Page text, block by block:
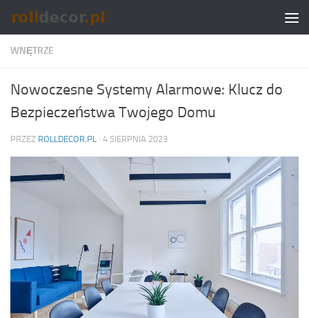
Skip to content
WNĘTRZE
Nowoczesne Systemy Alarmowe: Klucz do
Bezpieczeństwa Twojego Domu
PRZEZ ROLLDECOR.PL · 4 SIERPNIA 2023